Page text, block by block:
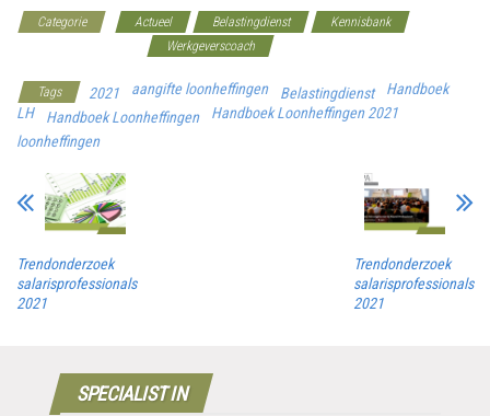
Categorie Actueel Belastingdienst
Kennisbank
Werkgeverscoach
Tags 2021 aangifte loonheffingen Belastingdienst
Handboek
LH
Handboek Loonheffingen
Handboek Loonheffingen 2021
loonheffingen
Trendonderzoek
salarisprofessionals
2021
Trendonderzoek
salarisprofessionals
2021
SPECIALIST IN